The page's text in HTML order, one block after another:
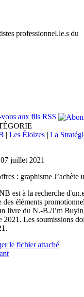
aux fils RSS
| Les Éloizes | La
juillet 2021
: graphisme
est à la recherche
des éléments
livre du N.-B./I’m
2021. Les soumissions
le fichier attaché